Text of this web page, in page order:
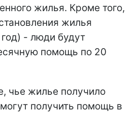
жилья. Кроме того,
жилья
- люди будут
помощь по 20
чье жилье получило
получить помощь в